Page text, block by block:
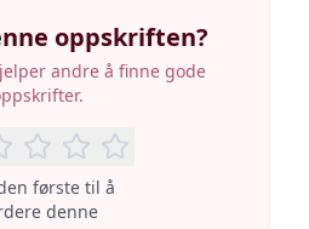
oppskriften?
andre å finne gode
første til å
denne